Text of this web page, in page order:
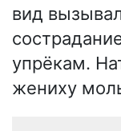
вид
упрёкам.
жениху